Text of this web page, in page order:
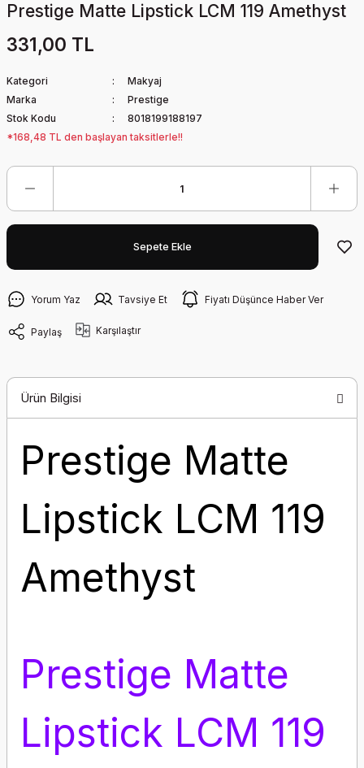
Prestige Matte Lipstick LCM 119 Amethyst
331,00 TL
Kategori
Makyaj
Marka
Prestige
Stok Kodu
8018199188197
*168,48 TL den başlayan taksitlerle!!
Sepete Ekle
Yorum Yaz Tavsiye Et Fiyatı Düşünce Haber Ver
Paylaş Karşılaştır
Ürün Bilgisi
Prestige Matte
Lipstick LCM 119
Amethyst
Prestige Matte
Lipstick LCM 119